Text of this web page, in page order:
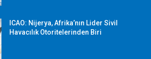
ICAO: Nijerya, Afrika’nın Lider Sivil
Havacılık Otoritelerinden Biri